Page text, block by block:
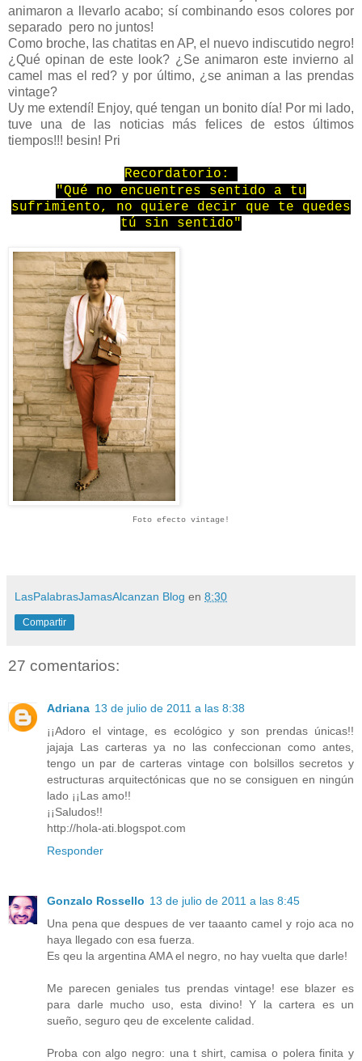
animaron a llevarlo acabo; sí combinando esos colores por
separado pero no juntos!
Como broche, las chatitas en AP, el nuevo indiscutido negro!
¿Qué opinan de este look? ¿Se animaron este invierno al
camel mas el red? y por último, ¿se animan a las prendas
vintage?
Uy me extendí! Enjoy, qué tengan un bonito día! Por mi lado,
tuve una de las noticias más felices de estos últimos
tiempos!!! besin! Pri
Recordatorio:
‎"Qué no encuentres sentido a tu
sufrimiento, no quiere decir que te quedes
tú sin sentido"
Foto efecto vintage!
LasPalabrasJamasAlcanzan Blog en 8:30
Compartir
27 comentarios:
Adriana 13 de julio de 2011 a las 8:38
¡¡Adoro el vintage, es ecológico y son prendas únicas!!
jajaja Las carteras ya no las confeccionan como antes,
tengo un par de carteras vintage con bolsillos secretos y
estructuras arquitectónicas que no se consiguen en ningún
lado ¡¡Las amo!!
¡¡Saludos!!
http://hola-ati.blogspot.com
Responder
Gonzalo Rossello 13 de julio de 2011 a las 8:45
Una pena que despues de ver taaanto camel y rojo aca no
haya llegado con esa fuerza.
Es qeu la argentina AMA el negro, no hay vuelta que darle!
Me parecen geniales tus prendas vintage! ese blazer es
para darle mucho uso, esta divino! Y la cartera es un
sueño, seguro qeu de excelente calidad.
Proba con algo negro: una t shirt, camisa o polera finita y